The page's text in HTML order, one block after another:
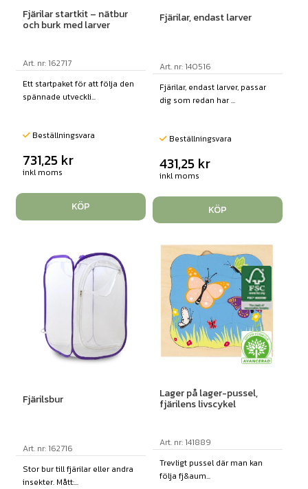
Fjärilar startkit – nätbur
och burk med larver
Art. nr: 162717
Ett startpaket för att följa den
spännade utveckli...
Beställningsvara
731,25 kr
inkl moms
KÖP
Fjärilar, endast larver
Art. nr: 140516
Fjärilar, endast larver, passar
dig som redan har ...
Beställningsvara
431,25 kr
inkl moms
KÖP
Fjärilsbur
Art. nr: 162716
Stor bur till fjärilar eller andra
insekter. Mått:...
Lager på lager-pussel,
fjärilens livscykel
Art. nr: 141889
Trevligt pussel där man kan
följa fj&aum...